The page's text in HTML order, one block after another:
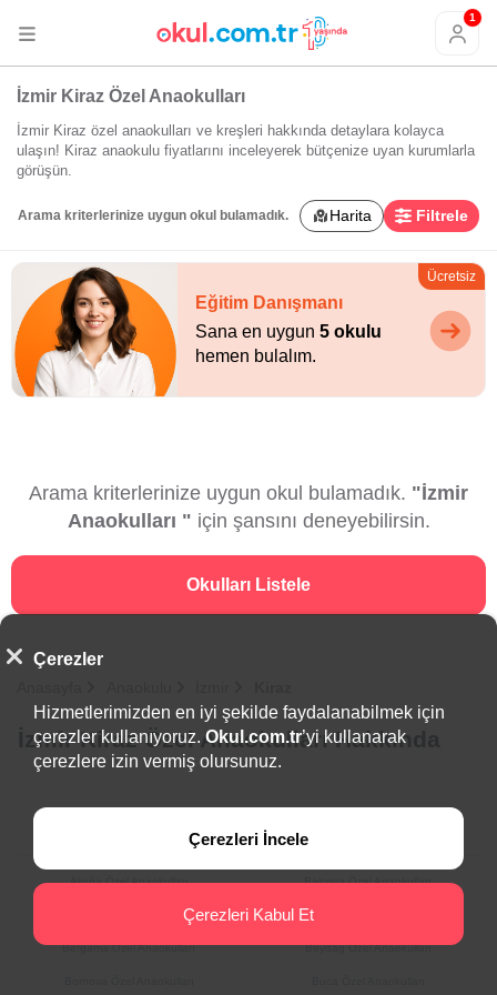
1
İzmir Kiraz Özel Anaokulları
İzmir Kiraz özel anaokulları ve kreşleri hakkında detaylara kolayca
ulaşın! Kiraz anaokulu fiyatlarını inceleyerek bütçenize uyan kurumlarla
görüşün.
Arama kriterlerinize uygun okul bulamadık. Harita Filtrele
Ücretsiz
Eğitim Danışmanı
Sana en uygun5 okulu
hemen bulalım.
Arama kriterlerinize uygun okul bulamadık. "İzmir
Anaokulları " için şansını deneyebilirsin.
Okulları Listele
İzmir Kiraz Özel Anaokulları Hakkında
İlçeler
Aliağa Özel Anaokulları Balçova Özel Anaokulları
Bayındır Özel Anaokulları Bayraklı Özel Anaokulları
Bergama Özel Anaokulları Beydağ Özel Anaokulları
Çerezler
Hizmetlerimizden en iyi şekilde faydalanabilmek için
çerezler kullanıyoruz. Okul.com.tr’yi kullanarak
çerezlere izin vermiş olursunuz.
Çerezleri İncele
Çerezleri Kabul Et